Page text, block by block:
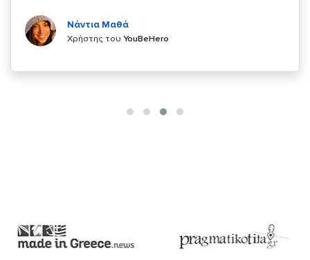
Χρήστης τουYouBeHero